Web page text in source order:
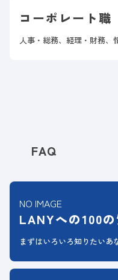
コーポレート職
人事・総務、経理・財務
FAQ
NO IMAGE
LANYへの100
まずはいろいろ知りたいあ